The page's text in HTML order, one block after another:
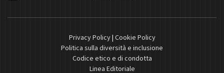
Privacy Policy| Cookie Policy
Politica sulla diversità e inclusione
Codice etico e di condotta
Linea Editoriale